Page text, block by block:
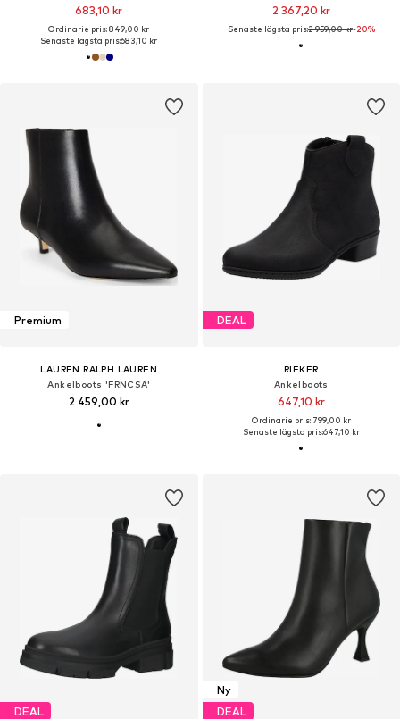
683,10 kr
Ordinarie pris: 849,00 kr
Senaste lägsta pris:683,10 kr
2 367,20 kr
Senaste lägsta pris:2 959,00 kr-20%
Premium
LAUREN RALPH LAUREN
Ankelboots 'FRNCSA'
2 459,00 kr
DEAL
RIEKER
Ankelboots
647,10 kr
Ordinarie pris: 799,00 kr
Senaste lägsta pris:647,10 kr
DEAL
Ny
DEAL